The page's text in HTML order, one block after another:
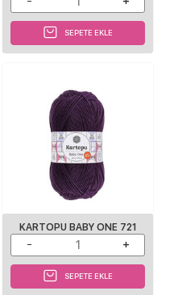
SEPETE EKLE
KARTOPU BABY ONE 721
SEPETE EKLE